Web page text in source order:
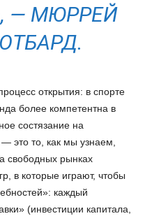
— МЮРРЕЙ
открытия: в спорте
более компетентна в
состязание на
это то, как мы узнаем,
свободных рынках
в которые играют, чтобы
каждый
(инвестиции капитала,